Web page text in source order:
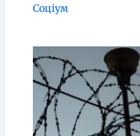
Соціум